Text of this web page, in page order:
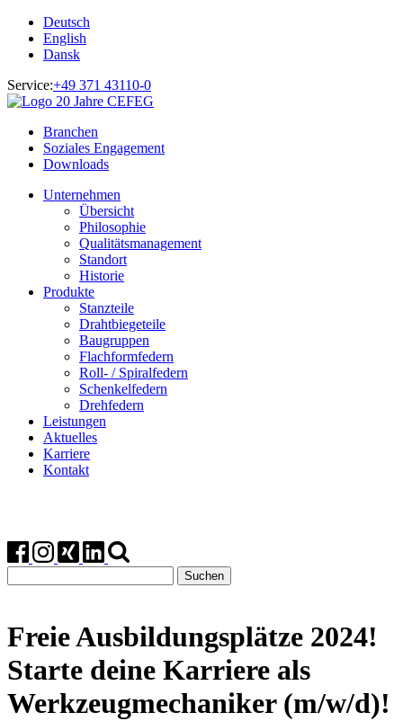
Deutsch
English
Dansk
Service:+49 371 43110-0
Branchen
Soziales Engagement
Downloads
Unternehmen
Übersicht
Philosophie
Qualitätsmanagement
Standort
Historie
Produkte
Stanzteile
Drahtbiegeteile
Baugruppen
Flachformfedern
Roll- / Spiralfedern
Schenkelfedern
Drehfedern
Leistungen
Aktuelles
Karriere
Kontakt
nach:
Freie Ausbildungsplätze 2024!
Starte deine Karriere als
Werkzeugmechaniker (m/w/d)!